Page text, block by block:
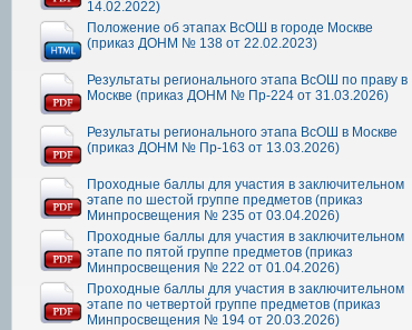
14.02.2022)
Положение об этапах ВсОШ в городе Москве
(приказ ДОНМ № 138 от 22.02.2023)
Результаты регионального этапа ВсОШ по праву в
Москве (приказ ДОНМ № Пр-224 от 31.03.2026)
Результаты регионального этапа ВсОШ в Москве
(приказ ДОНМ № Пр-163 от 13.03.2026)
Проходные баллы для участия в заключительном
этапе по шестой группе предметов (приказ
Минпросвещения № 235 от 03.04.2026)
Проходные баллы для участия в заключительном
этапе по пятой группе предметов (приказ
Минпросвещения № 222 от 01.04.2026)
Проходные баллы для участия в заключительном
этапе по четвертой группе предметов (приказ
Минпросвещения № 194 от 20.03.2026)